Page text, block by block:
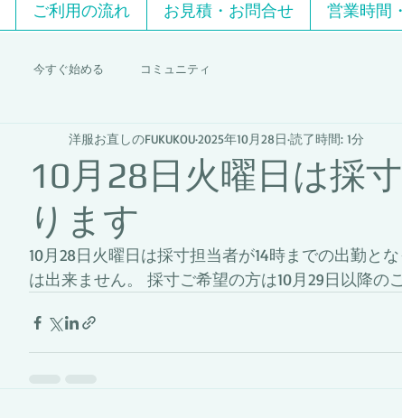
ご利用の流れ お見積・お問合せ 営業時間
今すぐ始める コミュニティ
10月28日火曜日は採
ります
洋服お直しのFUKUKOU2025年10月28日 読了時間: 1分
10月28日火曜日は採寸担当者が14時までの出勤と
は出来ません。 採寸ご希望の方は10月29日以降の